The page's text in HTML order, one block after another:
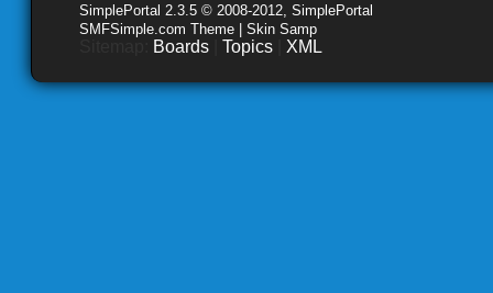
SimplePortal 2.3.5 © 2008-2012, SimplePortal
SMFSimple.com Theme | Skin Samp
Boards Topics XML